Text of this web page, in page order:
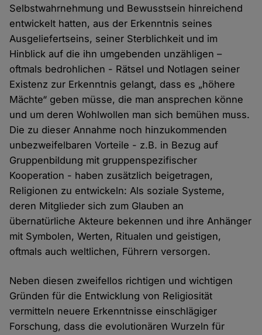
Selbstwahrnehmung und Bewusstsein hinreichend
entwickelt hatten, aus der Erkenntnis seines
Ausgeliefertseins, seiner Sterblichkeit und im
Hinblick auf die ihn umgebenden unzähligen –
oftmals bedrohlichen - Rätsel und Notlagen seiner
Existenz zur Erkenntnis gelangt, dass es „höhere
Mächte“ geben müsse, die man ansprechen könne
und um deren Wohlwollen man sich bemühen muss.
Die zu dieser Annahme noch hinzukommenden
unbezweifelbaren Vorteile - z.B. in Bezug auf
Gruppenbildung mit gruppenspezifischer
Kooperation - haben zusätzlich beigetragen,
Religionen zu entwickeln: Als soziale Systeme,
deren Mitglieder sich zum Glauben an
übernatürliche Akteure bekennen und ihre Anhänger
mit Symbolen, Werten, Ritualen und geistigen,
oftmals auch weltlichen, Führern versorgen.
Neben diesen zweifellos richtigen und wichtigen
Gründen für die Entwicklung von Religiosität
vermitteln neuere Erkenntnisse einschlägiger
Forschung, dass die evolutionären Wurzeln für